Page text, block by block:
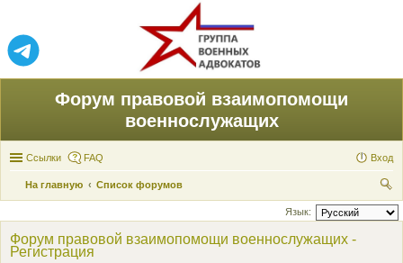
Форум правовой взаимопомощи
военнослужащих
Ссылки FAQ Вход
На главную
Список форумов
ои
Язык:
Форум правовой взаимопомощи военнослужащих -
Регистрация